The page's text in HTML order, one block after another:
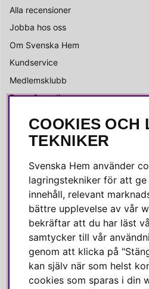
Alla recensioner
Jobba hos oss
Om Svenska Hem
Kundservice
Medlemsklubb
Press & media
SOCIALA MEDIER
Instagram
Linkedin
Pinterest
SVENSKA HEM
Varmt välkommen till Svenska
COOKIES OCH
TEKNIKER
Svenska Hem använder
lagringstekniker för att ge
innehåll, relevant
bättre upplevelse av vår
bekräftar att du har läst
samtycker till vår
genom att klicka på
kan själv när som helst
cookies som sparas i din